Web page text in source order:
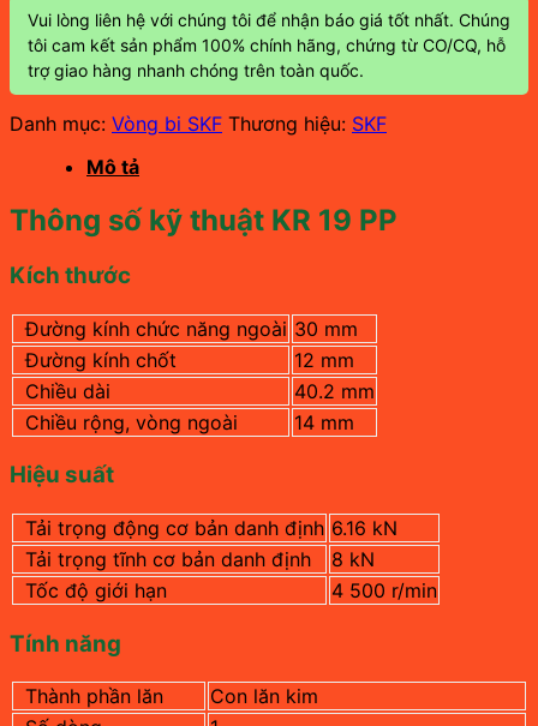
Vui lòng liên hệ với chúng tôi để nhận báo giá tốt nhất. Chúng
tôi cam kết sản phẩm 100% chính hãng, chứng từ CO/CQ, hỗ
trợ giao hàng nhanh chóng trên toàn quốc.
Danh mục: Vòng bi SKF Thương hiệu: SKF
Mô tả
Thông số kỹ thuật KR 19 PP
Kích thước
Đường kính chức năng ngoài 30 mm
Đường kính chốt
12 mm
Chiều dài
40.2 mm
Chiều rộng, vòng ngoài
14 mm
Hiệu suất
Tải trọng động cơ bản danh định 6.16 kN
Tải trọng tĩnh cơ bản danh định
8 kN
Tốc độ giới hạn
4 500 r/min
Tính năng
Thành phần lăn
Con lăn kim